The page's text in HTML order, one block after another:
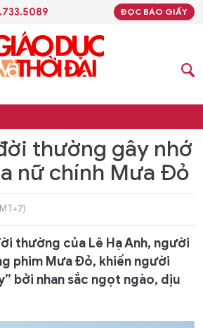
ĐỌC BÁO GIẤY
thường gây nhớ
nữ chính Mưa Đỏ
thường của Lê Hạ Anh, người
phim Mưa Đỏ, khiến người
bởi nhan sắc ngọt ngào, dịu